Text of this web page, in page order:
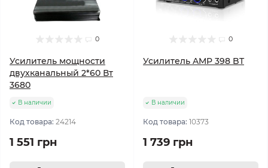
0
Усилитель мощности
двухканальный 2*60 Вт
3680
В наличии
Код товара: 24214
1 551 грн
0
Усилитель AMP 398 BT
В наличии
Код товара: 10373
1 739 грн